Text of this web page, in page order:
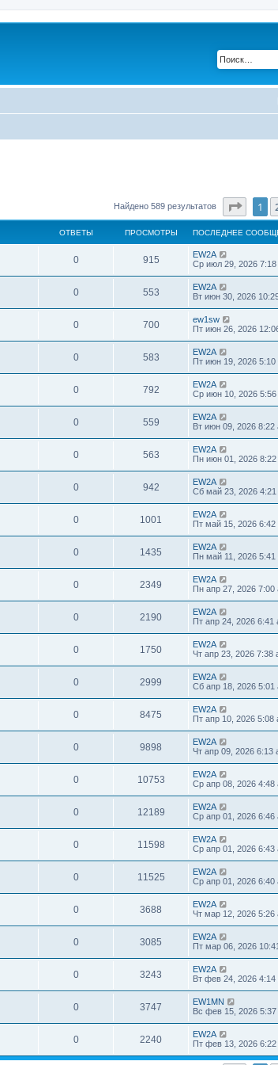
Найдено 589 результатов 1
ОТВЕТЫ ПРОСМОТРЫ ПОСЛЕДНЕЕ
0 915
EW2A
Ср июл 29, 2026 7:18
0 553
EW2A
Вт июн 30, 2026
0 700
ew1sw
Пт июн 26, 2026
0 583
EW2A
Пт июн 19, 2026 5:10
0 792
EW2A
Ср июн 10, 2026 5:56
0 559
EW2A
Вт июн 09, 2026 8:22
0 563
EW2A
Пн июн 01, 2026 8:22
0 942
EW2A
Сб май 23, 2026 4:21
0 1001
EW2A
Пт май 15, 2026 6:42
0 1435
EW2A
Пн май 11, 2026 5:41
0 2349
EW2A
Пн апр 27, 2026 7:00
0 2190
EW2A
Пт апр 24, 2026 6:41
0 1750
EW2A
Чт апр 23, 2026 7:38
0 2999
EW2A
Сб апр 18, 2026 5:01
0 8475
EW2A
Пт апр 10, 2026 5:08
0 9898
EW2A
Чт апр 09, 2026 6:13
0 10753
EW2A
Ср апр 08, 2026 4:48
0 12189
EW2A
Ср апр 01, 2026 6:46
0 11598
EW2A
Ср апр 01, 2026 6:43
0 11525
EW2A
Ср апр 01, 2026 6:40
0 3688
EW2A
Чт мар 12, 2026 5:26
0 3085
EW2A
Пт мар 06, 2026
0 3243
EW2A
Вт фев 24, 2026 4:14
0 3747
EW1MN
Вс фев 15, 2026 5:37
0 2240
EW2A
Пт фев 13, 2026 6:22